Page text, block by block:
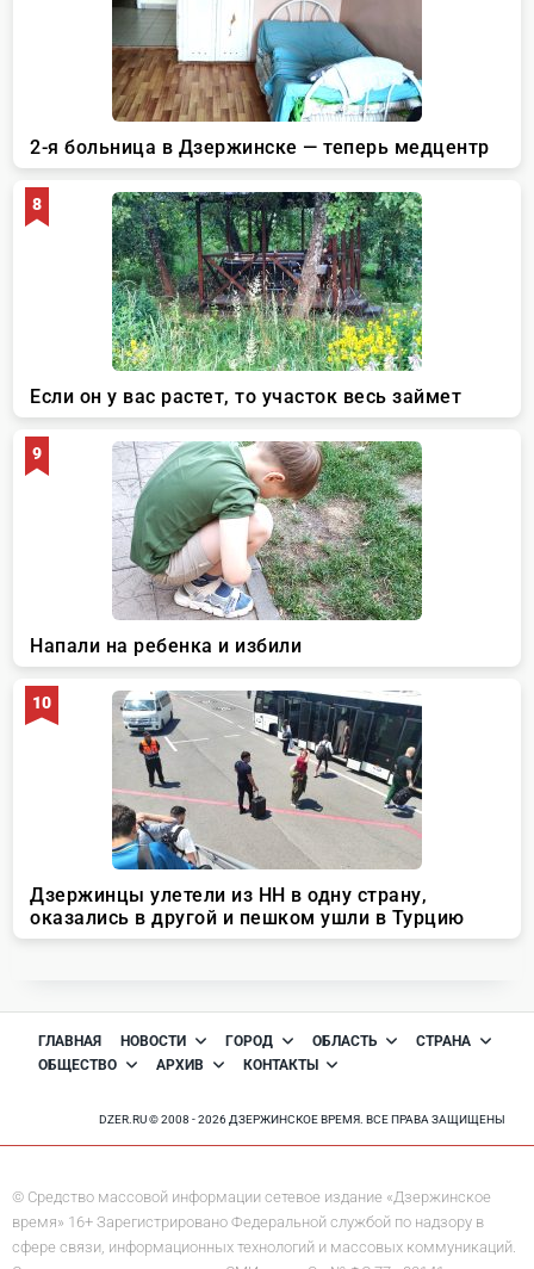
ГЛАВНАЯ НОВОСТИ ГОРОД ОБЛАСТЬ
СТРАНА
ОБЩЕСТВО
АРХИВ КОНТАКТЫ
DZER.RU © 2008 - 2026 ДЗЕРЖИНСКОЕ ВРЕМЯ. ВСЕ ПРАВА ЗАЩИЩЕНЫ
© Средство массовой информации сетевое издание «Дзержинское
время» 16+ Зарегистрировано Федеральной службой по надзору в
сфере связи, информационных технологий и массовых коммуникаций.